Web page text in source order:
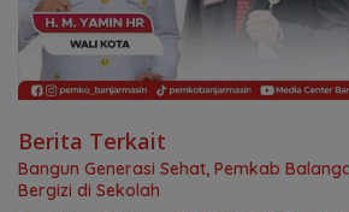
Berita Terkait
Bangun Generasi Sehat, Pemkab
Bergizi di Sekolah